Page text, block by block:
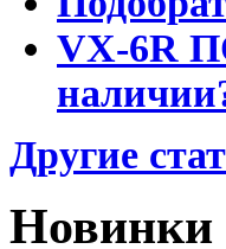
VX-6R
Другие
Новинки